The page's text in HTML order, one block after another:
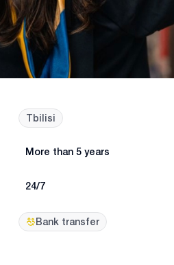
Tbilisi
More than 5 years
24/7
Bank transfer